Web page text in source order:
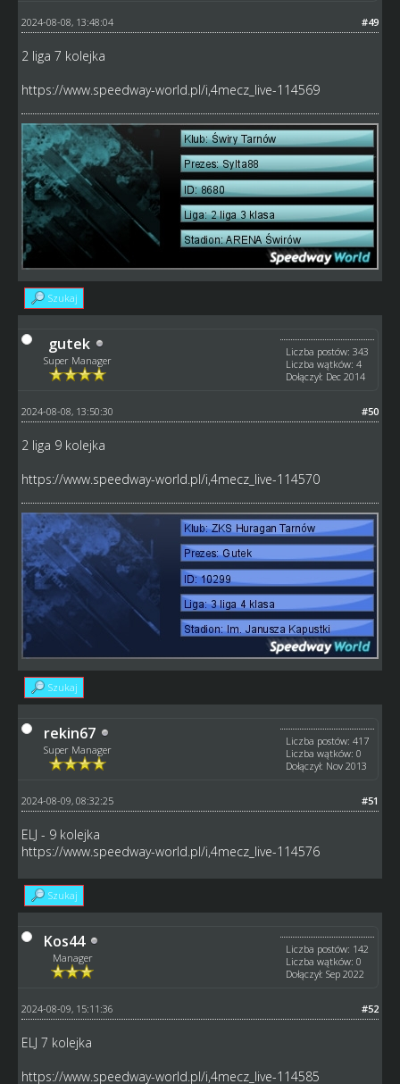
#49
2024-08-08, 13:48:04
2 liga 7 kolejka
https://www.speedway-world.pl/i,4mecz_live-114569
Szukaj
gutek
Super Manager
Liczba postów: 343
Liczba wątków: 4
Dołączył: Dec 2014
#50
2024-08-08, 13:50:30
2 liga 9 kolejka
https://www.speedway-world.pl/i,4mecz_live-114570
Szukaj
rekin67
Super Manager
Liczba postów: 417
Liczba wątków: 0
Dołączył: Nov 2013
#51
2024-08-09, 08:32:25
ELJ - 9 kolejka
https://www.speedway-world.pl/i,4mecz_live-114576
Szukaj
Kos44
Manager
Liczba postów: 142
Liczba wątków: 0
Dołączył: Sep 2022
#52
2024-08-09, 15:11:36
ELJ 7 kolejka
https://www.speedway-world.pl/i,4mecz_live-114585